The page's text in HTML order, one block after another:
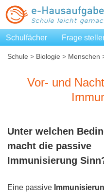
Schulfächer Frage
Schule > Biologie > Menschen
Vor- und
Unter welchen
macht die passive
Immunisierung
Eine passive